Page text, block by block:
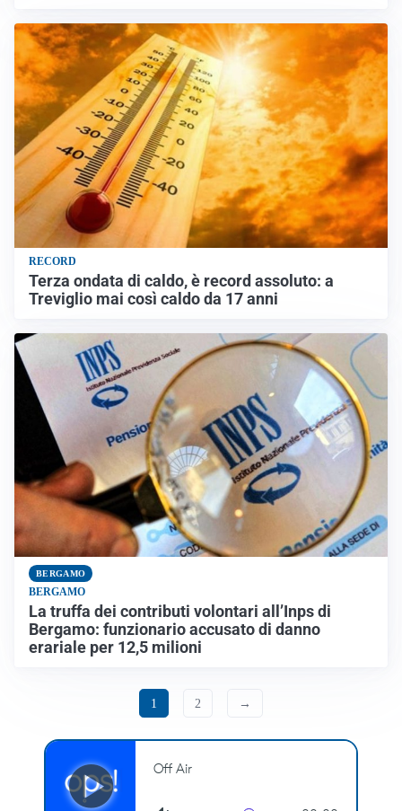
RECORD
Terza ondata di caldo, è record assoluto: a
Treviglio mai così caldo da 17 anni
BERGAMO
BERGAMO
La truffa dei contributi volontari all’Inps di
Bergamo: funzionario accusato di danno
erariale per 12,5 milioni
1 2 →